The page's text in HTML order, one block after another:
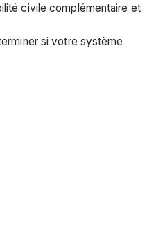
civile complémentaire et
si votre système